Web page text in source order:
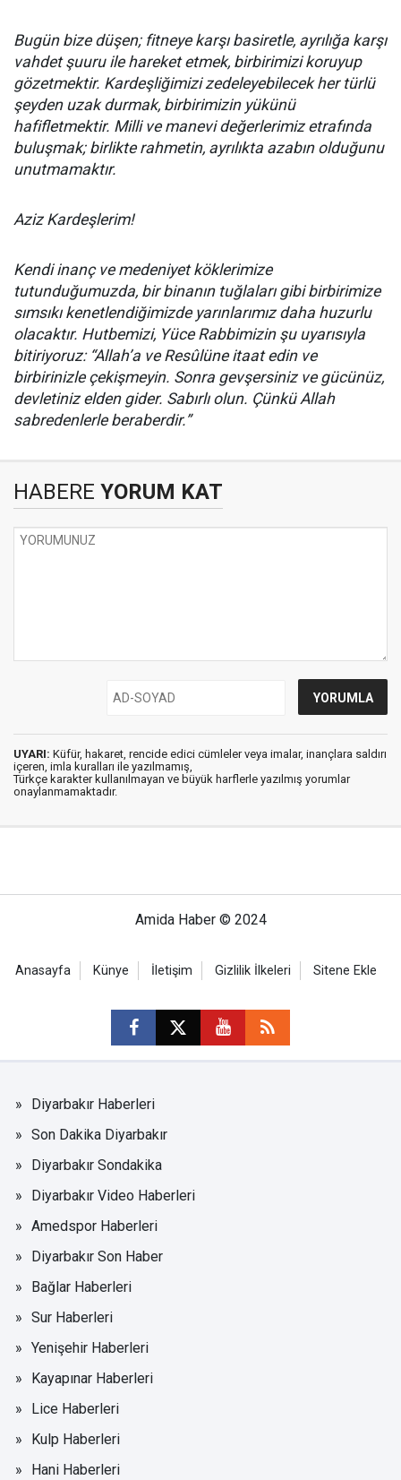
Bugün bize düşen; fitneye karşı basiretle, ayrılığa karşı
vahdet şuuru ile hareket etmek, birbirimizi koruyup
gözetmektir. Kardeşliğimizi zedeleyebilecek her türlü
şeyden uzak durmak, birbirimizin yükünü
hafifletmektir. Milli ve manevi değerlerimiz etrafında
buluşmak; birlikte rahmetin, ayrılıkta azabın olduğunu
unutmamaktır.
Aziz Kardeşlerim!
Kendi inanç ve medeniyet köklerimize
tutunduğumuzda, bir binanın tuğlaları gibi birbirimize
sımsıkı kenetlendiğimizde yarınlarımız daha huzurlu
olacaktır. Hutbemizi, Yüce Rabbimizin şu uyarısıyla
bitiriyoruz: “Allah’a ve Resûlüne itaat edin ve
birbirinizle çekişmeyin. Sonra gevşersiniz ve gücünüz,
devletiniz elden gider. Sabırlı olun. Çünkü Allah
sabredenlerle beraberdir.”
HABERE YORUM KAT
UYARI: Küfür, hakaret, rencide edici cümleler veya imalar, inançlara saldırı
içeren, imla kuralları ile yazılmamış,
Türkçe karakter kullanılmayan ve büyük harflerle yazılmış yorumlar
onaylanmamaktadır.
Amida Haber © 2024
Anasayfa Künye İletişim Gizlilik İlkeleri Sitene Ekle
Diyarbakır Haberleri
Son Dakika Diyarbakır
Diyarbakır Sondakika
Diyarbakır Video Haberleri
Amedspor Haberleri
Diyarbakır Son Haber
Bağlar Haberleri
Sur Haberleri
Yenişehir Haberleri
Kayapınar Haberleri
Lice Haberleri
Kulp Haberleri
Hani Haberleri